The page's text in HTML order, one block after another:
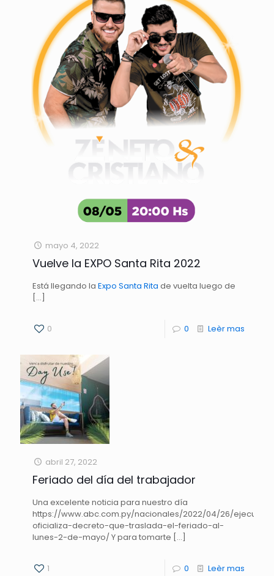
mayo 4, 2022
Vuelve la EXPO Santa Rita 2022
Está llegando la Expo Santa Rita de vuelta luego de
[…]
0 0 Leèr mas
abril 27, 2022
Feriado del día del trabajador
Una excelente noticia para nuestro día
https://www.abc.com.py/nacionales/2022/04/26/ejecutivo-
oficializa-decreto-que-traslada-el-feriado-al-
lunes-2-de-mayo/ Y para tomarte […]
1 0 Leèr mas